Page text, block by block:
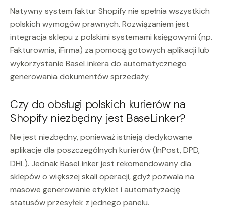
Natywny system faktur Shopify nie spełnia wszystkich
polskich wymogów prawnych. Rozwiązaniem jest
integracja sklepu z polskimi systemami księgowymi (np.
Fakturownia, iFirma) za pomocą gotowych aplikacji lub
wykorzystanie BaseLinkera do automatycznego
generowania dokumentów sprzedaży.
Czy do obsługi polskich kurierów na
Shopify niezbędny jest BaseLinker?
Nie jest niezbędny, ponieważ istnieją dedykowane
aplikacje dla poszczególnych kurierów (InPost, DPD,
DHL). Jednak BaseLinker jest rekomendowany dla
sklepów o większej skali operacji, gdyż pozwala na
masowe generowanie etykiet i automatyzację
statusów przesyłek z jednego panelu.